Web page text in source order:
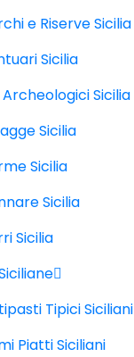
e Riserve Sicilia
Sicilia
Archeologici Sicilia
Sicilia
Sicilia
Sicilia
Sicilia
Tipici Siciliani
Piatti Siciliani